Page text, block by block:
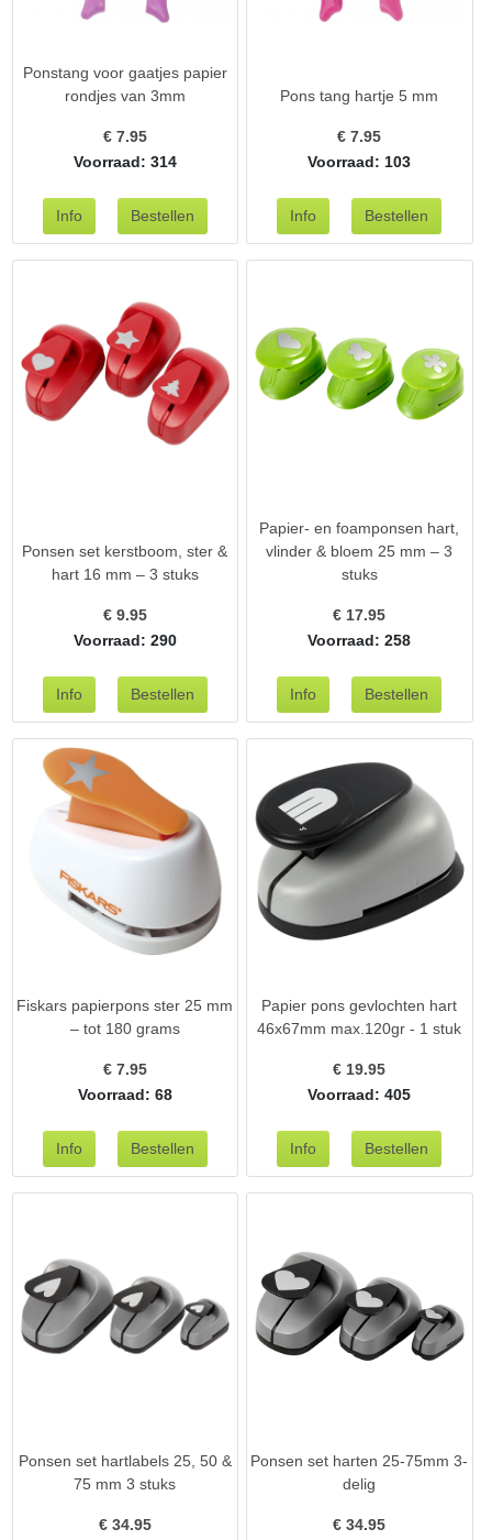
Ponstang voor gaatjes papier
rondjes van 3mm
€ 7.95
Voorraad: 314
Pons tang hartje 5 mm
€7.95
Voorraad: 103
Ponsen set kerstboom, ster &
hart 16 mm – 3 stuks
€ 9.95
Voorraad: 290
Papier- en foamponsen hart,
vlinder & bloem 25 mm – 3
stuks
€ 17.95
Voorraad: 258
Fiskars papierpons ster 25 mm
– tot 180 grams
€ 7.95
Voorraad: 68
Papier pons gevlochten hart
46x67mm max.120gr - 1 stuk
€ 19.95
Voorraad: 405
Ponsen set hartlabels 25, 50 &
75 mm 3 stuks
€ 34.95
Ponsen set harten 25-75mm 3-
delig
€34.95